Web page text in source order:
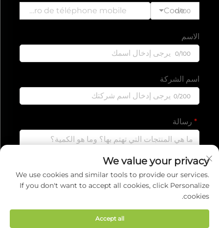
Code
0/100
الاسم
0/100
اسم الشركة
0/200
رسالة
0/1000
We value your privacy
We use cookies and similar tools to provide our services.
If you don't want to accept all cookies, click Personalize
cookies.
Accept all